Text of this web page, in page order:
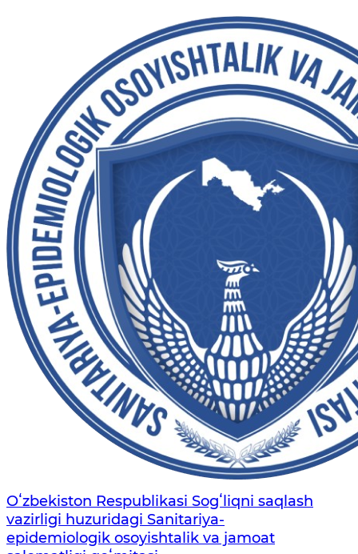
Oʻzbekiston Respublikasi Sogʻliqni saqlash
vazirligi huzuridagi Sanitariya-
epidemiologik osoyishtalik va jamoat